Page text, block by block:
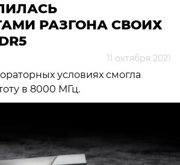
РАЗГОНА СВОИХ
11 октября 2021
условиях смогла
в 8000 МГц.